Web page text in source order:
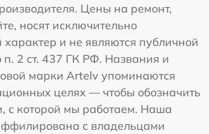
Цены на ремонт,
носят исключительно
и не являются публичной
п. 2 ст. 437 ГК РФ. Названия и
марки Artelv упоминаются
целях — чтобы обозначить
с которой мы работаем. Наша
с владельцами